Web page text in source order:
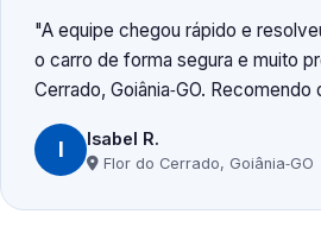
A equipe chegou rápido e
o carro de forma segura e muito
Cerrado, Goiânia‑GO. Recomendo
I Isabel R.
Flor do Cerrado, Goiânia‑GO